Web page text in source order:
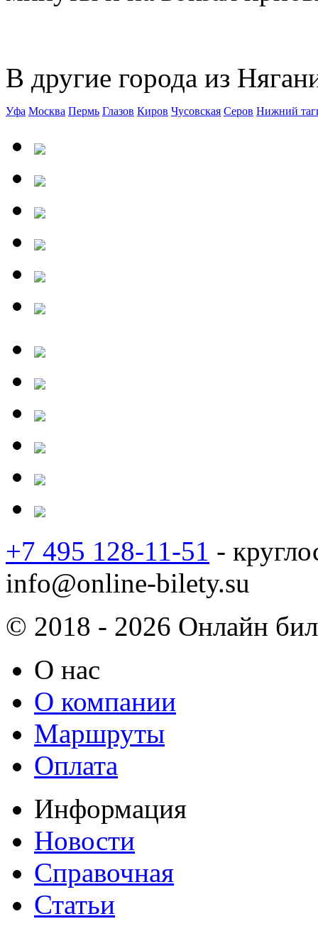
В другие города из
Уфа Москва Пермь Глазов Киров Чусовская Серов Нижний
+7 495 128-11-51 -
info@online-bilety.su
© 2018 - 2026 Онлайн
О нас
О компании
Маршруты
Оплата
Информация
Новости
Справочная
Статьи